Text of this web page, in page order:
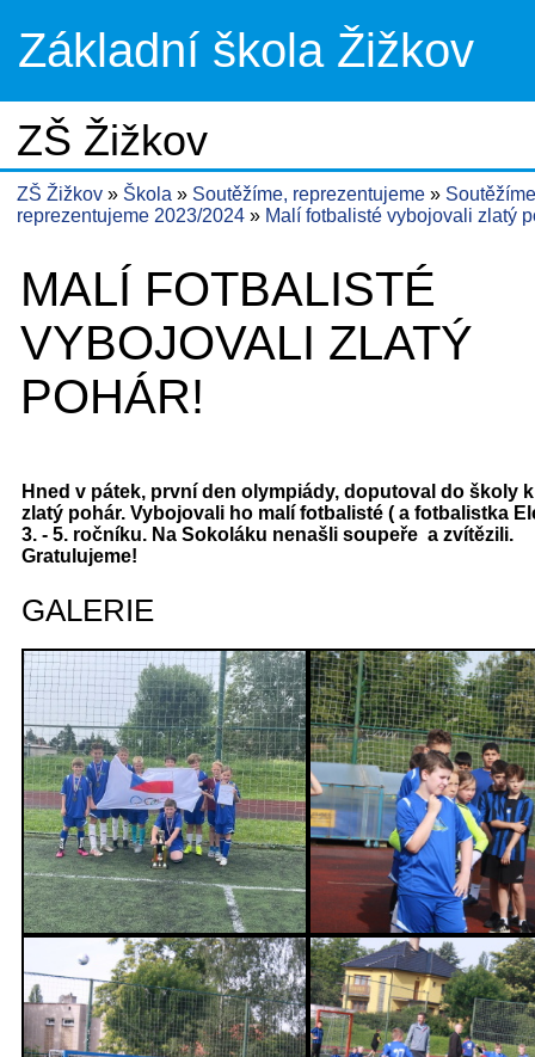
Základní škola Žižkov
ZŠ Žižkov
ZŠ Žižkov Škola Soutěžíme, reprezentujeme
reprezentujeme 2023/2024
Malí fotbalisté vybojovali zlatý
MALÍ FOTBALISTÉ
VYBOJOVALI ZLATÝ
POHÁR!
Hned v pátek, první den olympiády, doputoval do školy
zlatý pohár. Vybojovali ho malí fotbalisté ( a fotbalistka
3. - 5. ročníku. Na Sokoláku nenašli soupeře a zvítězili.
Gratulujeme!
GALERIE